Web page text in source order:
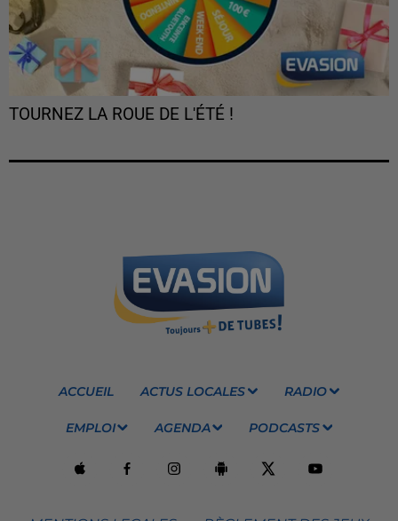
TOURNEZ LA ROUE DE L'ÉTÉ !
ACCUEIL ACTUS LOCALES RADIO
EMPLOI AGENDA PODCASTS